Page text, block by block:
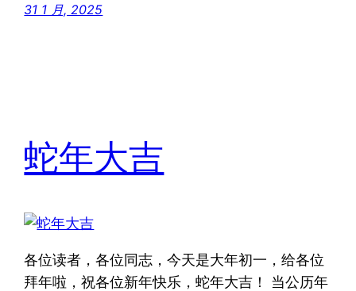
31 1 月, 2025
蛇年大吉
各位读者，各位同志，今天是大年初一，给各位
拜年啦，祝各位新年快乐，蛇年大吉！ 当公历年